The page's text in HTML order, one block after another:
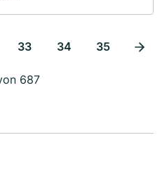
33 34 35
687